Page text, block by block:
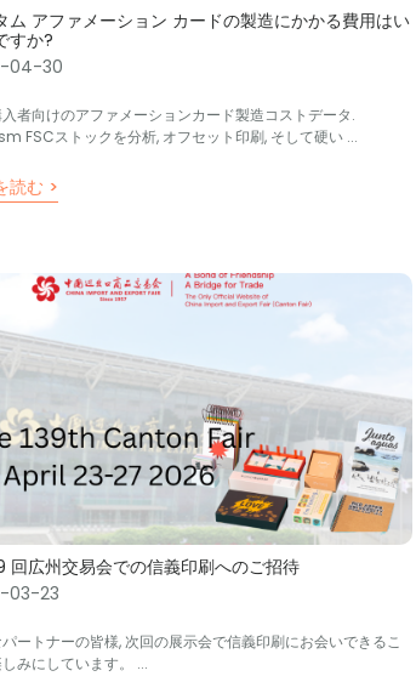
ム アファメーション カードの製造にかかる費用はい
すか?
04-30
者向けのアファメーションカード製造コストデータ.
FSCストックを分析, オフセット印刷, そして硬い ...
読む >
回広州交易会での信義印刷へのご招待
03-23
ートナーの皆様, 次回の展示会で信義印刷にお会いできるこ
みにしています。 ...